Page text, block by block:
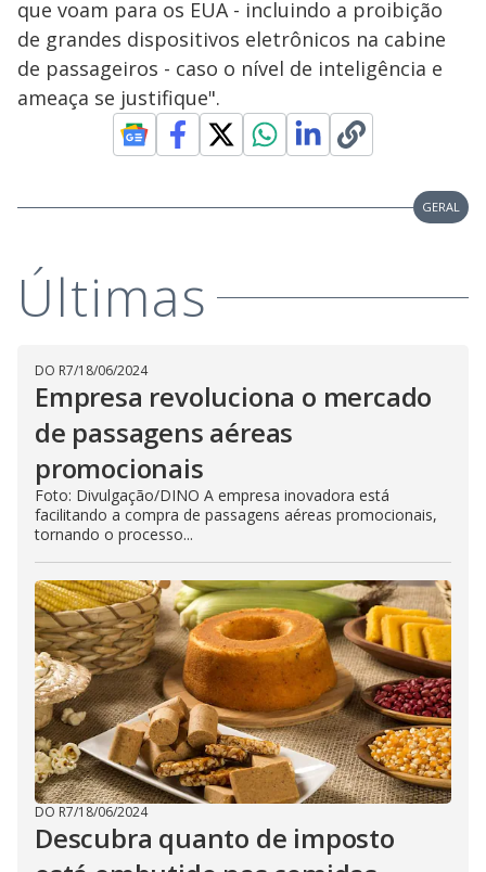
que voam para os EUA - incluindo a proibição
de grandes dispositivos eletrônicos na cabine
de passageiros - caso o nível de inteligência e
ameaça se justifique".
GERAL
Últimas
DO R7/18/06/2024
Empresa revoluciona o mercado
de passagens aéreas
promocionais
Foto: Divulgação/DINO A empresa inovadora está
facilitando a compra de passagens aéreas promocionais,
tornando o processo...
DO R7/18/06/2024
Descubra quanto de imposto